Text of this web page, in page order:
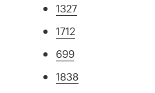
1327
1712
699
1838